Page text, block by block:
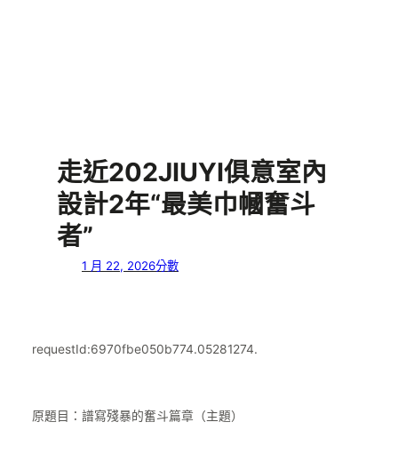
走近202JIUYI俱意室內
設計2年“最美巾幗奮斗
者”
1 月 22, 2026分數
requestId:6970fbe050b774.05281274.
原題目：譜寫殘暴的奮斗篇章（主題）